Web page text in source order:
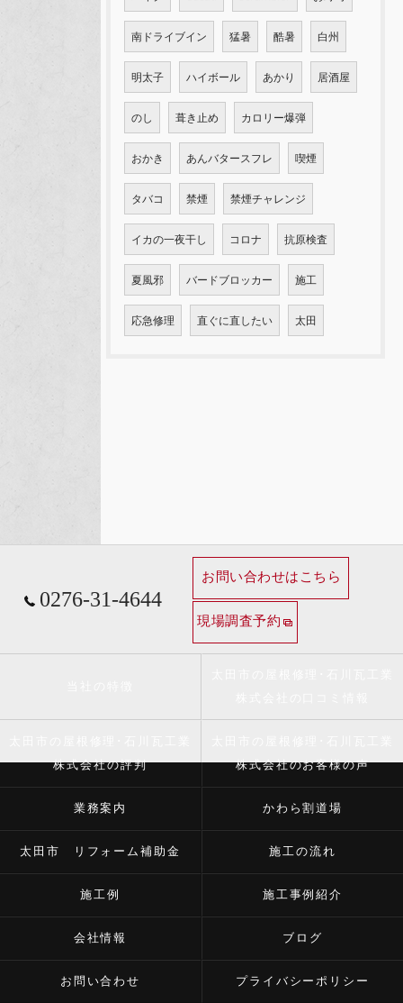
南ドライブイン 猛暑 酷暑 白州
明太子 ハイボール あかり 居酒屋
のし 葺き止め カロリー爆弾
おかき あんバタースフレ 喫煙
タバコ 禁煙 禁煙チャレンジ
イカの一夜干し コロナ 抗原検査
夏風邪 バードブロッカー 施工
応急修理 直ぐに直したい 太田
0276-31-4644
お問い合わせはこちら
現場調査予約
株式会社の評判
株式会社のお客様の声
業務案内 かわら割道場
太田市 リフォーム補助金 施工の流れ
施工例 施工事例紹介
会社情報 ブログ
お問い合わせ プライバシーポリシー